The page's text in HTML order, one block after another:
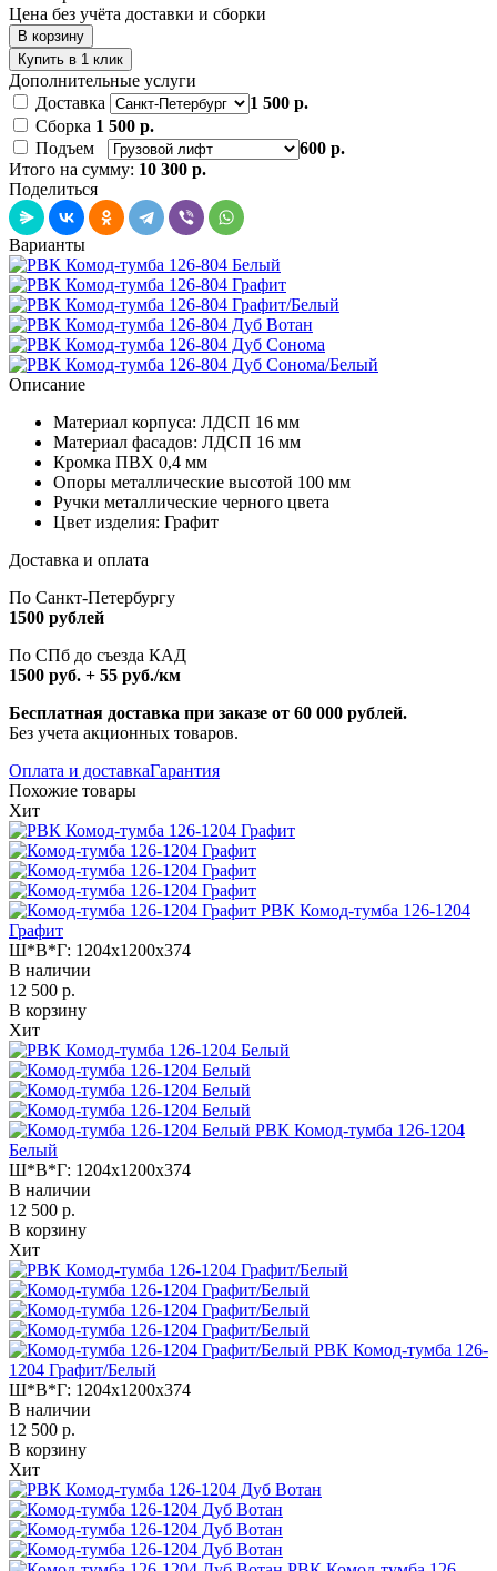
Цена без учёта доставки и сборки
В корзину
Купить в 1 клик
Дополнительные услуги
Доставка
1 500 р.
Сборка 1 500 р.
Подъем
600 р.
Итого на сумму: 10 300 р.
Поделиться
Варианты
Описание
Материал корпуса: ЛДСП 16 мм
Материал фасадов: ЛДСП 16 мм
Кромка ПВХ 0,4 мм
Опоры металлические высотой 100 мм
Ручки металлические черного цвета
Цвет изделия: Графит
Доставка и оплата
По Санкт-Петербургу
1500 рублей
По СПб до съезда КАД
1500 руб. + 55 руб./км
Бесплатная доставка при заказе от 60 000 рублей.
Без учета акционных товаров.
Оплата и доставкаГарантия
Похожие товары
Хит
РВК Комод-тумба 126-1204
Графит
Ш*В*Г: 1204x1200x374
В наличии
12 500 р.
В корзину
Хит
РВК Комод-тумба 126-1204
Белый
Ш*В*Г: 1204x1200x374
В наличии
12 500 р.
В корзину
Хит
РВК Комод-тумба 126-
1204 Графит/Белый
Ш*В*Г: 1204x1200x374
В наличии
12 500 р.
В корзину
Хит